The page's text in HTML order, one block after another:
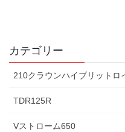
カテゴリー
210クラウンハイブリットロ
TDR125R
Vストローム650